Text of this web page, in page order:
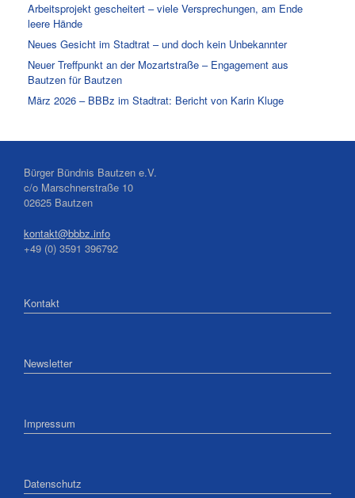
Arbeitsprojekt gescheitert – viele Versprechungen, am Ende
leere Hände
Neues Gesicht im Stadtrat – und doch kein Unbekannter
Neuer Treffpunkt an der Mozartstraße – Engagement aus
Bautzen für Bautzen
März 2026 – BBBz im Stadtrat: Bericht von Karin Kluge
Bürger Bündnis Bautzen e.V.
c/o Marschnerstraße 10
02625 Bautzen
kontakt@bbbz.info
+49 (0) 3591 396792
Kontakt
Newsletter
Impressum
Datenschutz